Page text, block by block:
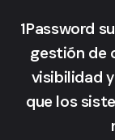
1Password
gestión de
visibilidad
que los